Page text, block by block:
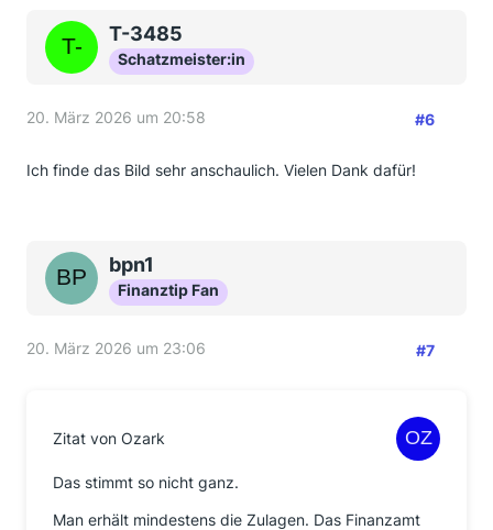
T-3485
Schatzmeister:in
20. März 2026 um 20:58 #6
Ich finde das Bild sehr anschaulich. Vielen Dank dafür!
bpn1
Finanztip Fan
20. März 2026 um 23:06 #7
Zitat von Ozark
Das stimmt so nicht ganz.
Man erhält mindestens die Zulagen. Das Finanzamt